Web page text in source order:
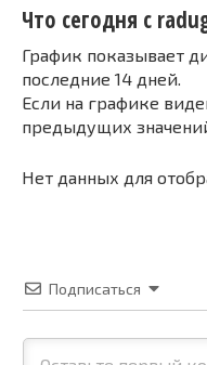
Что сегодня с
График показывает
последние 14 дней.
Если на графике
предыдущих
Нет данных для
Подписаться